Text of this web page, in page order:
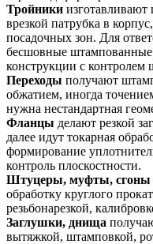
Тройники
врезкой патрубка в
посадочных зон. Для
бесшовные
конструкции с контролем
Переходы получают
обжатием, иногда
нужна нестандартная
Фланцы делают резкой
далее идут токарная
формирование
контроль плоскостности.
Штуцеры, муфты, сгоны
обработку круглого
резьбонарезкой,
Заглушки, днища
вытяжкой, штамповкой,